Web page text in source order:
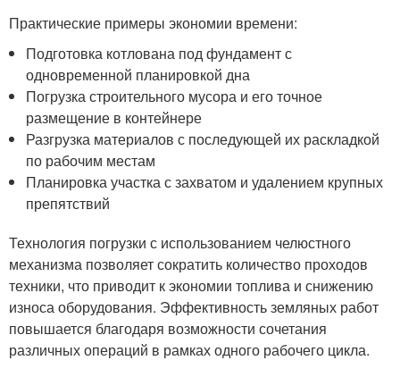
Практические примеры экономии времени:
Подготовка котлована под фундамент с
одновременной планировкой дна
Погрузка строительного мусора и его точное
размещение в контейнере
Разгрузка материалов с последующей их раскладкой
по рабочим местам
Планировка участка с захватом и удалением крупных
препятствий
Технология погрузки с использованием челюстного
механизма позволяет сократить количество проходов
техники, что приводит к экономии топлива и снижению
износа оборудования. Эффективность земляных работ
повышается благодаря возможности сочетания
различных операций в рамках одного рабочего цикла.